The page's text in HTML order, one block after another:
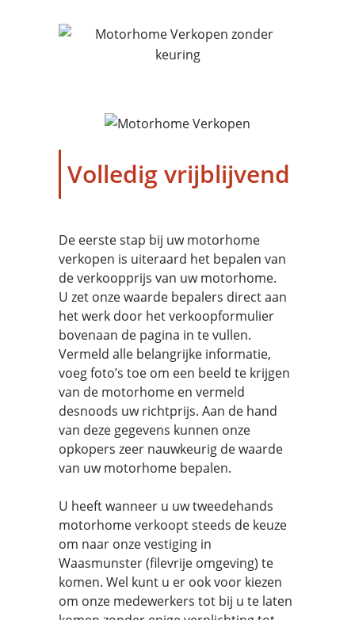
Volledig vrijblijvend
De eerste stap bij uw motorhome
verkopen is uiteraard het bepalen van
de verkoopprijs van uw motorhome.
U zet onze waarde bepalers direct aan
het werk door het verkoopformulier
bovenaan de pagina in te vullen.
Vermeld alle belangrijke informatie,
voeg foto’s toe om een beeld te krijgen
van de motorhome en vermeld
desnoods uw richtprijs. Aan de hand
van deze gegevens kunnen onze
opkopers zeer nauwkeurig de waarde
van uw motorhome bepalen.
U heeft wanneer u uw tweedehands
motorhome verkoopt steeds de keuze
om naar onze vestiging in
Waasmunster (filevrije omgeving) te
komen. Wel kunt u er ook voor kiezen
om onze medewerkers tot bij u te laten